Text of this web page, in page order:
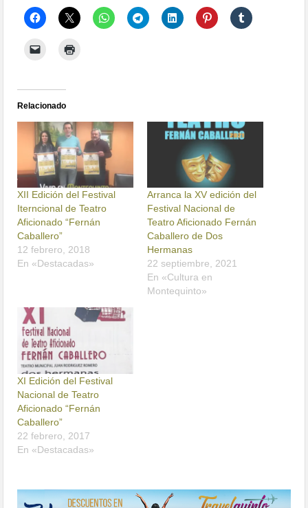
Relacionado
XII Edición del Festival
Iterncional de Teatro
Aficionado “Fernán
Caballero”
12 febrero, 2018
En «Destacadas»
Arranca la XV edición del
Festival Nacional de
Teatro Aficionado Fernán
Caballero de Dos
Hermanas
22 septiembre, 2021
En «Cultura en
Montequinto»
XI Edición del Festival
Nacional de Teatro
Aficionado “Fernán
Caballero”
22 febrero, 2017
En «Destacadas»